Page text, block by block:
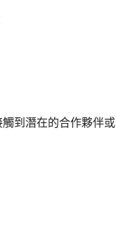
觸到潛在的合作夥伴